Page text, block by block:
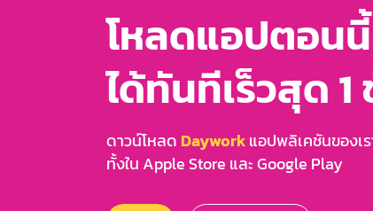
โหลดแอปตอน
ได้ทันทีเร็วสุด 1
ดาวน์โหลด Dayworkแอปพลิเคชันของเ
ทั้งใน Apple Store และ Google Play